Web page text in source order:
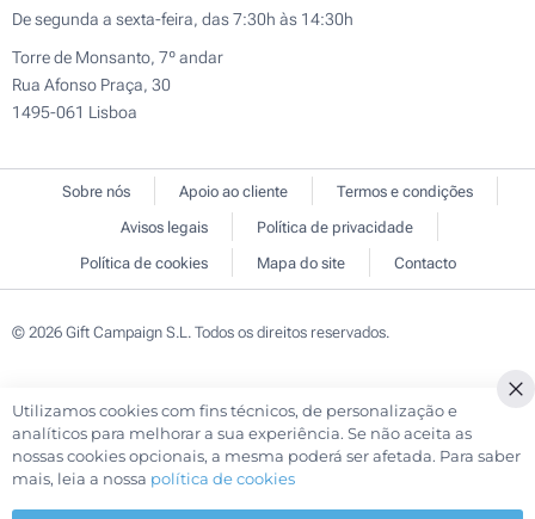
De segunda a sexta-feira, das 7:30h às 14:30h
Torre de Monsanto, 7º andar
Rua Afonso Praça, 30
1495-061 Lisboa
Sobre nós Apoio ao cliente
Termos e condições
Avisos legais
Política de privacidade
Política de cookies
Mapa do site Contacto
© 2026 Gift Campaign S.L. Todos os direitos reservados.
Utilizamos cookies com fins técnicos, de personalização e
analíticos para melhorar a sua experiência. Se não aceita as
nossas cookies opcionais, a mesma poderá ser afetada. Para saber
mais, leia a nossa política de cookies